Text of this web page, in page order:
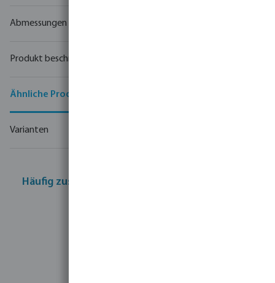
Abmessungen
Produkt beschreibung
Ähnliche Produkte
Varianten
Häufig zusammen gekauft